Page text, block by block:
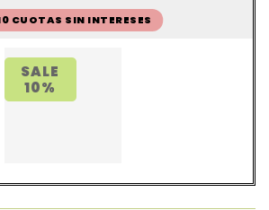
CUOTAS SIN INTERESES
SALE
10%